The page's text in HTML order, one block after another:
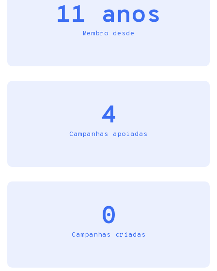
11 anos
Membro desde
4
Campanhas apoiadas
0
Campanhas criadas